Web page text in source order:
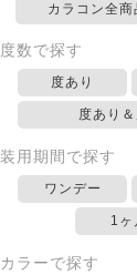
カラコン全商
度数で探す
度あり
度あり
装用期間で探す
ワンデー
1ヶ
カラーで探す